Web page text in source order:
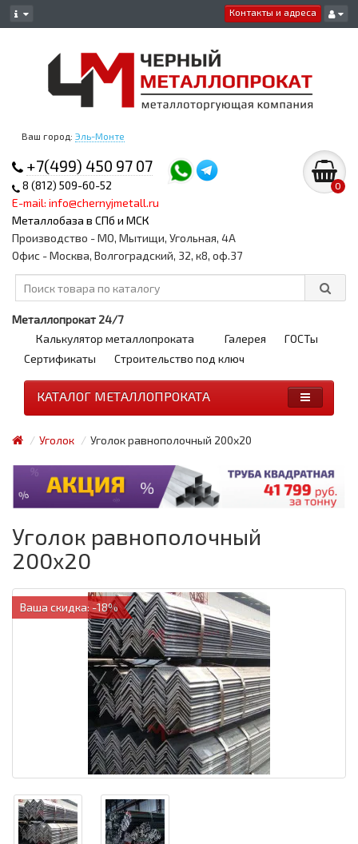
Контакты и адреса
Ваш город: Эль-Монте
+7(499) 450 97 07
8 (812) 509-60-52
E-mail: info@chernyjmetall.ru
Металлобаза в СПб и МСК
0
Производство - МО, Мытищи, Угольная, 4А
Офис - Москва, Волгоградский, 32, к8, оф.37
Металлопрокат 24/7
Калькулятор металлопроката
Галерея
ГОСТы
Сертификаты
Строительство под ключ
КАТАЛОГ МЕТАЛЛОПРОКАТА
Уголок Уголок равнополочный 200x20
Уголок равнополочный
200x20
Ваша скидка: -18%